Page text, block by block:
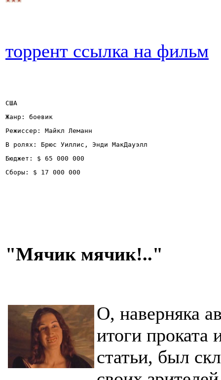
торрент ссылка на фильм
США
Жанр: боевик
Режиссер: Майкл Леманн
В ролях: Брюс Уиллис, Энди МакДауэлл
Бюджет: $ 65 000 000
Сборы: $ 17 000 000
"Мячик мячик!.."
О, наверняка
итоги проката
статьи, был